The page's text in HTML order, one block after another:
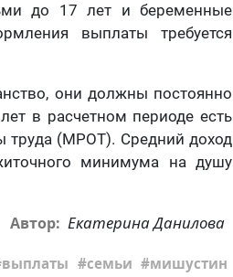
до 17 лет и беременные
выплаты требуется
они должны постоянно
в расчетном периоде есть
труда (МРОТ). Средний доход
минимума на душу
Автор: Екатерина Данилова
выплаты семьи мишустин